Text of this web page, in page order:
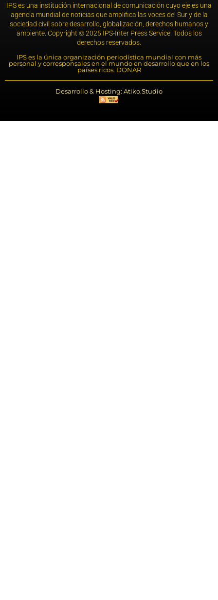
IPS es una institución internacional de comunicación cuyo eje es una
agencia mundial de noticias que amplifica las voces del Sur y de la
sociedad civil sobre desarrollo, globalización, derechos humanos y
ambiente. Copyright © 2025 IPS-Inter Press Service. Todos los
derechos reservados.
IPS es la única organización periodística mundial con más
personal y corresponsales en el mundo en desarrollo que en los
países ricos. DONAR
Desarrollo & Hosting: Atiko.Studio